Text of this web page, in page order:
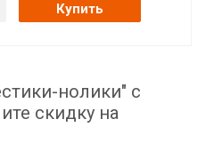
Купить
нолики" с
скидку на